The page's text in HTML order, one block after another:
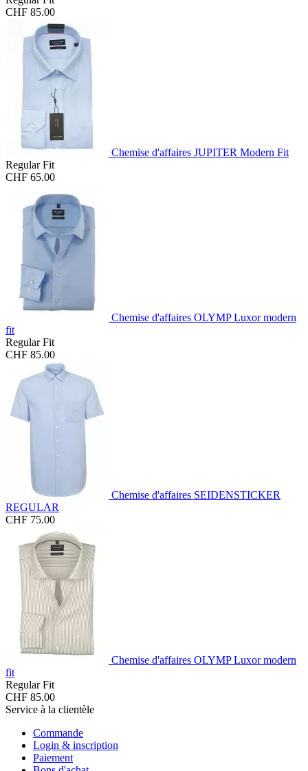
CHF 85.00
Chemise d'affaires JUPITER Modern Fit
Regular Fit
CHF 65.00
Chemise d'affaires OLYMP Luxor modern
fit
Regular Fit
CHF 85.00
Chemise d'affaires SEIDENSTICKER
REGULAR
CHF 75.00
Chemise d'affaires OLYMP Luxor modern
fit
Regular Fit
CHF 85.00
Service à la clientèle
Commande
Login & inscription
Paiement